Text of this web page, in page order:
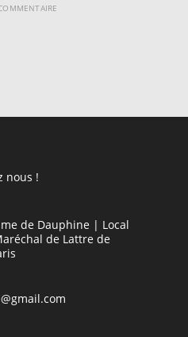
nous !
de Dauphine | Local
de Lattre de